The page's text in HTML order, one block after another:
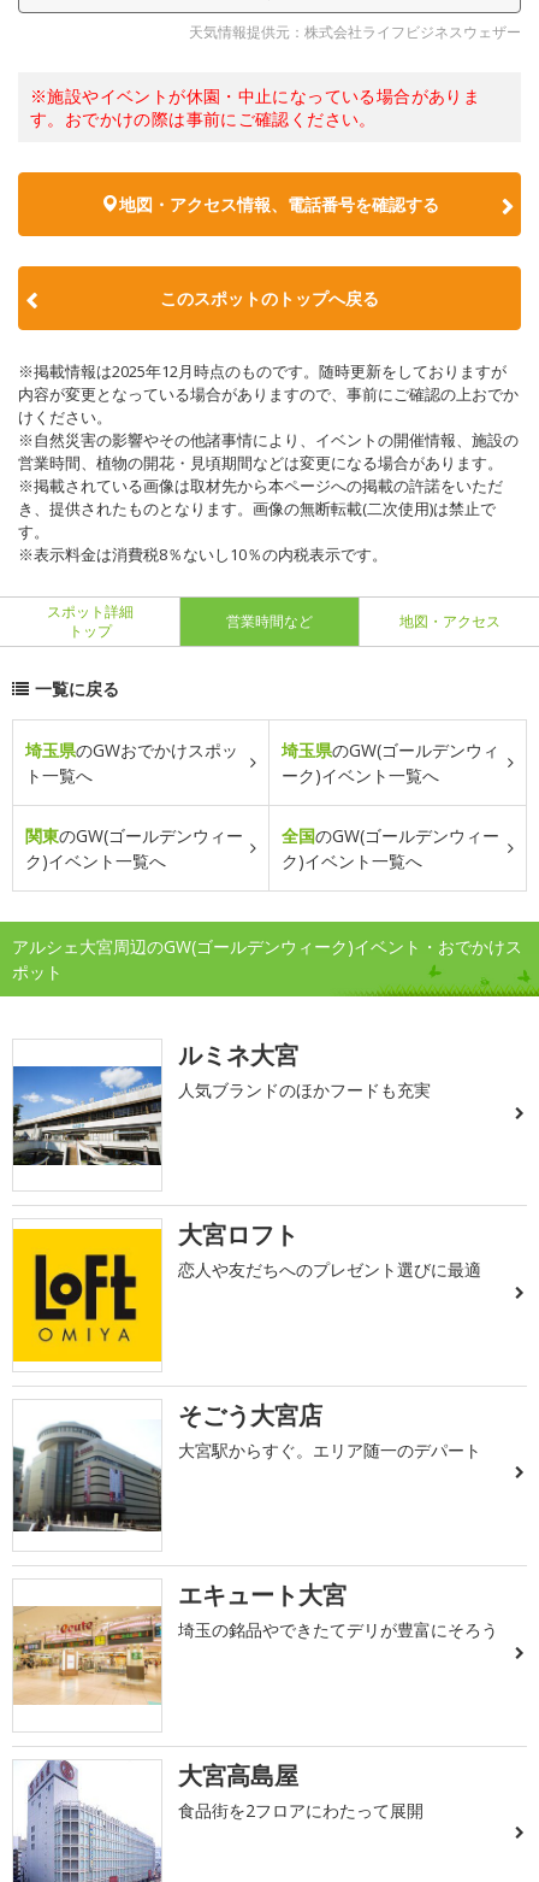
天気情報提供元：株式会社ライフビジネスウェザー
※施設やイベントが休園・中止になっている場合がありま
す。おでかけの際は事前にご確認ください。
地図・アクセス情報、電話番号を確認する
このスポットのトップへ戻る
※掲載情報は2025年12月時点のものです。随時更新をしておりますが
内容が変更となっている場合がありますので、事前にご確認の上おでか
けください。
※自然災害の影響やその他諸事情により、イベントの開催情報、施設の
営業時間、植物の開花・見頃期間などは変更になる場合があります。
※掲載されている画像は取材先から本ページへの掲載の許諾をいただ
き、提供されたものとなります。画像の無断転載(二次使用)は禁止で
す。
※表示料金は消費税8％ないし10％の内税表示です。
スポット詳細
トップ
営業時間など 地図・アクセス
一覧に戻る
埼玉県のGWおでかけスポッ
ト一覧へ
埼玉県のGW(ゴールデンウィ
ーク)イベント一覧へ
関東のGW(ゴールデンウィー
ク)イベント一覧へ
全国のGW(ゴールデンウィー
ク)イベント一覧へ
アルシェ大宮周辺のGW(ゴールデンウィーク)イベント・おでかけス
ポット
ルミネ大宮
人気ブランドのほかフードも充実
大宮ロフト
恋人や友だちへのプレゼント選びに最適
そごう大宮店
大宮駅からすぐ。エリア随一のデパート
エキュート大宮
埼玉の銘品やできたてデリが豊富にそろう
大宮高島屋
食品街を2フロアにわたって展開